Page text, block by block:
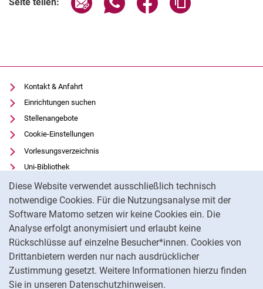
Diese Website verwendet ausschließlich technisch
notwendige Cookies. Für die Nutzungsanalyse mit der
Software Matomo setzen wir keine Cookies ein. Die
Analyse erfolgt anonymisiert und erlaubt keine
Rückschlüsse auf einzelne Besucher*innen. Cookies von
Drittanbietern werden nur nach ausdrücklicher
Zustimmung gesetzt. Weitere Informationen hierzu finden
Sie in unseren Datenschutzhinweisen.
Kontakt & Anfahrt
Einrichtungen suchen
Stellenangebote
Cookie-Einstellungen
Vorlesungsverzeichnis
Uni-Bibliothek
Moodle
Panopto
Datenschutz
Barrierefreiheit
Transparenter KI-Einsatz
Impressum